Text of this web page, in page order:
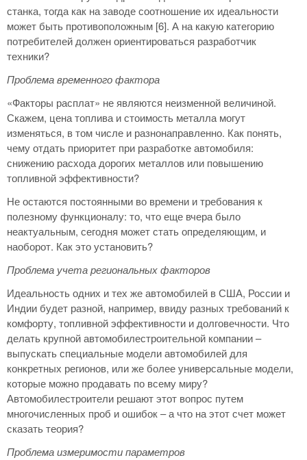
станка, тогда как на заводе соотношение их идеальности
может быть противоположным [6]. А на какую категорию
потребителей должен ориентироваться разработчик
техники?
Проблема временного фактора
«Факторы расплат» не являются неизменной величиной.
Скажем, цена топлива и стоимость металла могут
изменяться, в том числе и разнонаправленно. Как понять,
чему отдать приоритет при разработке автомобиля:
снижению расхода дорогих металлов или повышению
топливной эффективности?
Не остаются постоянными во времени и требования к
полезному функционалу: то, что еще вчера было
неактуальным, сегодня может стать определяющим, и
наоборот. Как это установить?
Проблема учета региональных факторов
Идеальность одних и тех же автомобилей в США, России и
Индии будет разной, например, ввиду разных требований к
комфорту, топливной эффективности и долговечности. Что
делать крупной автомобилестроительной компании –
выпускать специальные модели автомобилей для
конкретных регионов, или же более универсальные модели,
которые можно продавать по всему миру?
Автомобилестроители решают этот вопрос путем
многочисленных проб и ошибок – а что на этот счет может
сказать теория?
Проблема измеримости параметров